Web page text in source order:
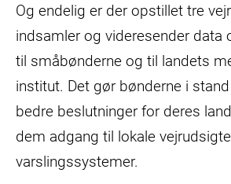
Og endelig er der opstillet tre
indsamler og videresender data
til småbønderne og til landets
institut. Det gør bønderne i
bedre beslutninger for deres
dem adgang til lokale
varslingssystemer.